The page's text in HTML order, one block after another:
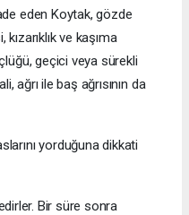
eden Koytak, gözde
ve kaşıma
geçici veya sürekli
ağrı ile baş ağrısının da
yorduğuna dikkati
Bir süre sonra